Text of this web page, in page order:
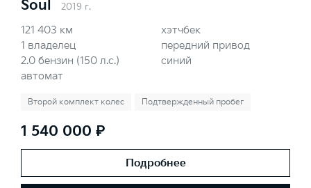
Soul 2019 г.
121 403 км
1 владелец
2.0 бензин (150 л.с.)
автомат
хэтчбек
передний привод
синий
Второй комплект колес Подтвержденный пробег
1 540 000 ₽
Подробнее